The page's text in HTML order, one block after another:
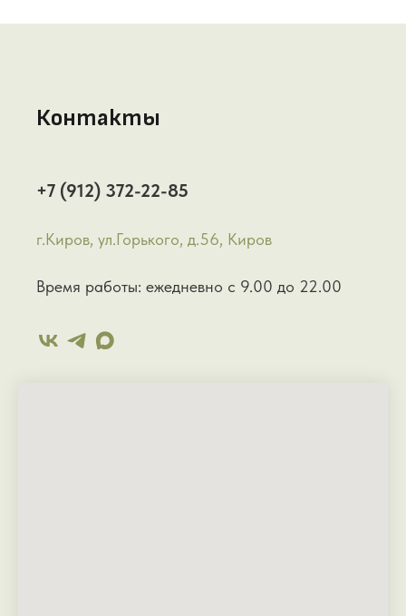
Контакты
+7 (912) 372-22-85
г.Киров, ул.Горького, д.56, Киров
Время работы: ежедневно с 9.00 до 22.00